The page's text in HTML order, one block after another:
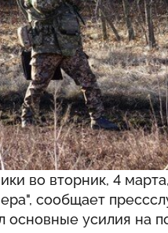
во вторник, 4
сообщает
основные усилия на